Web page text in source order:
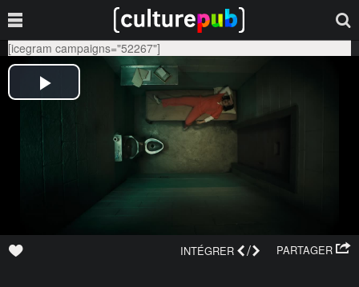
[icegram campaigns="52267"]
PARTAGER
INTÉGRER /